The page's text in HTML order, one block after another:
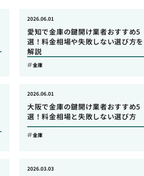
愛知で金庫の鍵開け業者おすすめ5
選！料金相場や失敗しない選び方を
解説
2026.06.01
金庫
大阪で金庫の鍵開け業者おすすめ5
選！料金相場と失敗しない選び方
2026.06.01
金庫
2026.03.03